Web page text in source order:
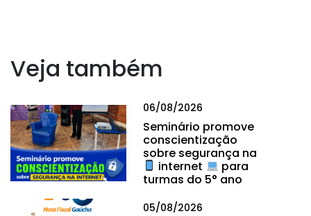
Veja também
06/08/2026
Seminário promove
conscientização
sobre segurança na
internet
para
turmas do 5° ano
05/08/2026